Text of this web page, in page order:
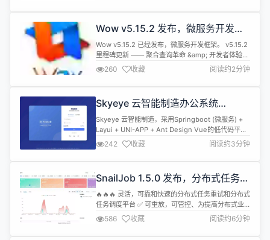
增 【开放平台】 - 【开放接口】 相关功能
Wow v5.15.2 发布，微服务开发框
架
Wow v5.15.2 已经发布，微服务开发框架。 v5.15.2
里程碑更新 —— 聚合查询革命 &amp; 开发者体验新
高度 新特性重磅登场 创新聚合查询体系 全场景覆
AggregatedListQuery/AggregatedPagedQuery/
300%，支持深度嵌套结...
260 收藏 阅读约2分钟
Skyeye 云智能制造办公系统
v3.16.4 发布
Skyeye 云智能制造，采用Springboot (微服务) +
Layui + UNI-APP + Ant Design Vue的低代码平
台。包含 30 多个应用模块、50 多种电子流程，
CRM、PM、ERP、MES、ADM、EHR、笔记、知识
库、项目、门店、商城、财务、多班次考勤、薪资、
流、日程、云盘等全面...
242 收藏 阅读约3分钟
SnailJob 1.5.0 发布，分布式任务调
度平台
🔥🔥🔥 灵活，可靠和快速的分布式任务重试和分布式
任务调度平台 ✅️ 可重放，可管控、为提高分布式业
务系统一致性的分布式任务重试平台 ✅️ 支持秒级、
可中断、可编排的高性能分布式任务调度平台 项目特
性 易用性业务接入成本小。避免依赖研发人员的技术
586 收藏 阅读约6分钟